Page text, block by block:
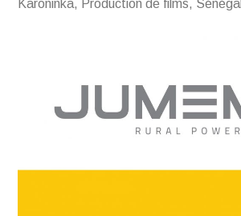
Karoninka, Production de films, Sénégal